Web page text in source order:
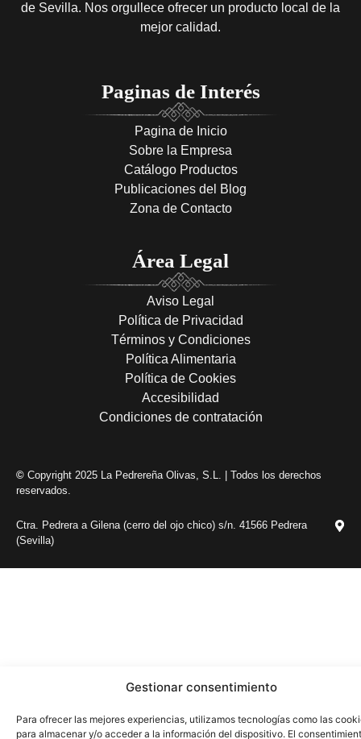
Gestionar consentimiento
Para ofrecer las mejores experiencias, utilizamos tecnologías como las
para almacenar y/o acceder a la información del dispositivo. El
de Sevilla. Nos orgullece ofrecer un producto local de la
mejor calidad.
Paginas de Interés
Pagina de Inicio
Sobre la Empresa
Catálogo Productos
Publicaciones del Blog
Zona de Contacto
Área Legal
Aviso Legal
Política de Privacidad
Términos y Condiciones
Política Alimentaria
Política de Cookies
Accesibilidad
Condiciones de contratación
© Copyright 2025 La Pedrereña Olivas, S.L. | Todos los derechos
reservados.
Ctra. Pedrera a Gilena (cerro del ojo chico) s/n. 41566 Pedrera
(Sevilla)